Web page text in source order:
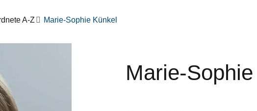
A-Z Marie-Sophie Künkel
Marie-